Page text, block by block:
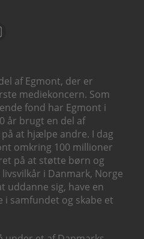
af Egmont, der er
mediekoncern. Som
fond har Egmont i
år brugt en del af
at hjælpe andre. I dag
omkring 100 millioner
på at støtte børn og
i Danmark, Norge
uddanne sig, have en
i samfundet og skabe et